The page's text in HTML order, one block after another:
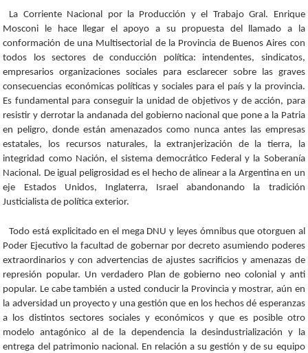
La Corriente Nacional por la Producción y el Trabajo Gral. Enrique
Mosconi le hace llegar el apoyo a su propuesta del llamado a la
conformación de una Multisectorial de la Provincia de Buenos Aires con
todos los sectores de conducción política: intendentes, sindicatos,
empresarios organizaciones sociales para esclarecer sobre las graves
consecuencias económicas políticas y sociales para el país y la provincia.
Es fundamental para conseguir la unidad de objetivos y de acción, para
resistir y derrotar la andanada del gobierno nacional que pone a la Patria
en peligro, donde están amenazados como nunca antes las empresas
estatales, los recursos naturales, la extranjerización de la tierra, la
integridad como Nación, el sistema democrático Federal y la Soberanía
Nacional. De igual peligrosidad es el hecho de alinear a la Argentina en un
eje Estados Unidos, Inglaterra, Israel abandonando la tradición
Justicialista de política exterior.
Todo está explicitado en el mega DNU y leyes ómnibus que otorguen al
Poder Ejecutivo la facultad de gobernar por decreto asumiendo poderes
extraordinarios y con advertencias de ajustes sacrificios y amenazas de
represión popular. Un verdadero Plan de gobierno neo colonial y anti
popular. Le cabe también a usted conducir la Provincia y mostrar, aún en
la adversidad un proyecto y una gestión que en los hechos dé esperanzas
a los distintos sectores sociales y económicos y que es posible otro
modelo antagónico al de la dependencia la desindustrialización y la
entrega del patrimonio nacional. En relación a su gestión y de su equipo